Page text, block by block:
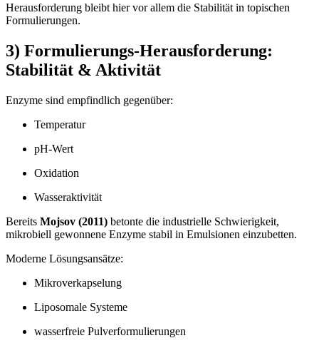
Herausforderung bleibt hier vor allem die Stabilität in topischen
Formulierungen.
3) Formulierungs-Herausforderung:
Stabilität & Aktivität
Enzyme sind empfindlich gegenüber:
Temperatur
pH-Wert
Oxidation
Wasseraktivität
Bereits Mojsov (2011) betonte die industrielle Schwierigkeit,
mikrobiell gewonnene Enzyme stabil in Emulsionen einzubetten.
Moderne Lösungsansätze:
Mikroverkapselung
Liposomale Systeme
wasserfreie Pulverformulierungen